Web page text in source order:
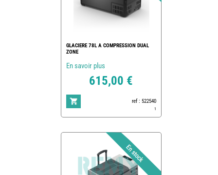
GLACIERE 78L A COMPRESSION DUAL
ZONE
En savoir plus
615,00 €
ref : 522540
1